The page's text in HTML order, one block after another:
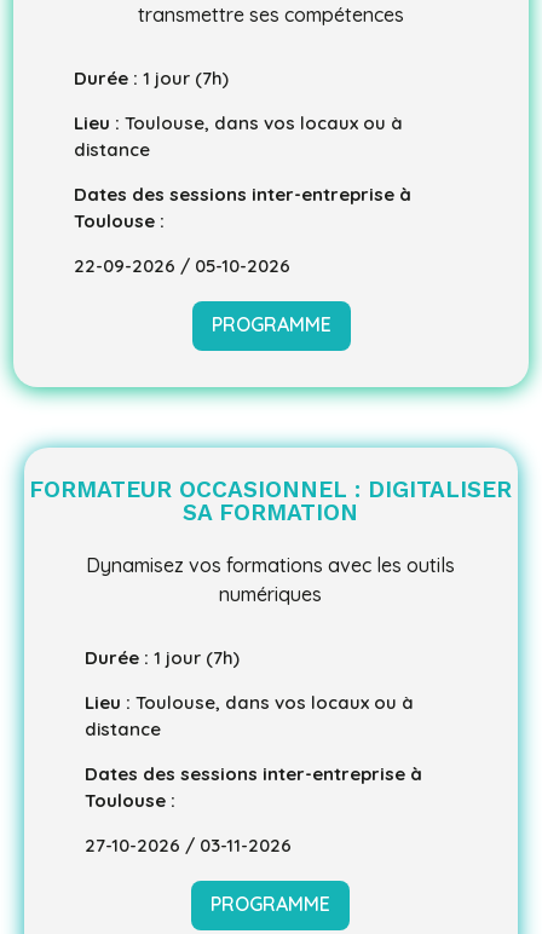
transmettre ses compétences
Durée : 1 jour (7h)
Lieu : Toulouse, dans vos locaux ou à
distance
Dates des sessions inter-entreprise à
Toulouse :
22-09-2026 / 05-10-2026
PROGRAMME
FORMATEUR OCCASIONNEL : DIGITALISER
SA FORMATION
Dynamisez vos formations avec les outils
numériques
Durée : 1 jour (7h)
Lieu : Toulouse, dans vos locaux ou à
distance
Dates des sessions inter-entreprise à
Toulouse :
27-10-2026 / 03-11-2026
PROGRAMME